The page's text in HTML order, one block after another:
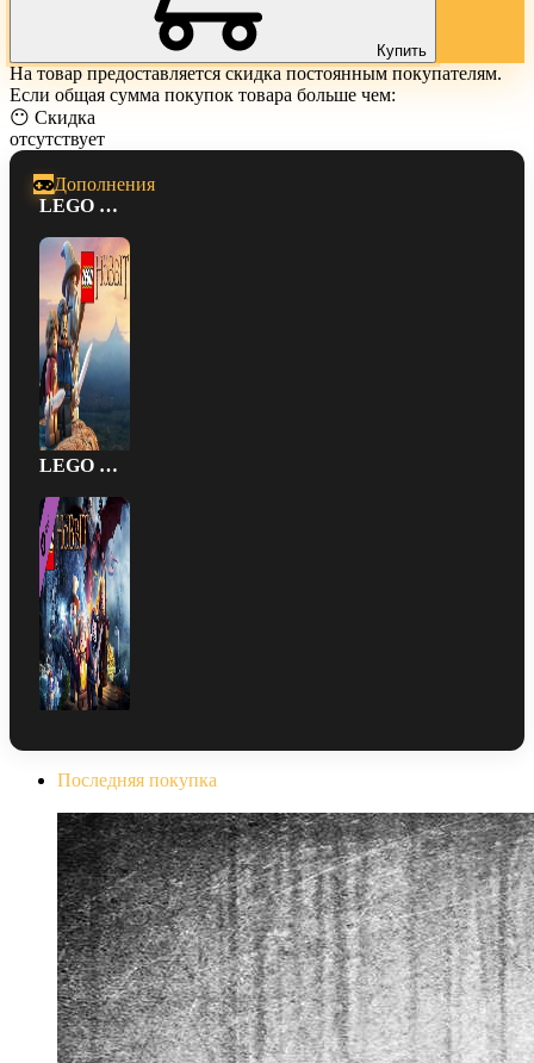
Купить
На товар предоставляется скидка постоянным покупателям.
Если общая сумма покупок товара больше чем:
😶 Скидка
отсутствует
Дополнения
LEGO Хоббит™ Пакет «Арсенал»
LEGO Хоббит™ Пакет «Большие маленькие герои»
Последняя покупка